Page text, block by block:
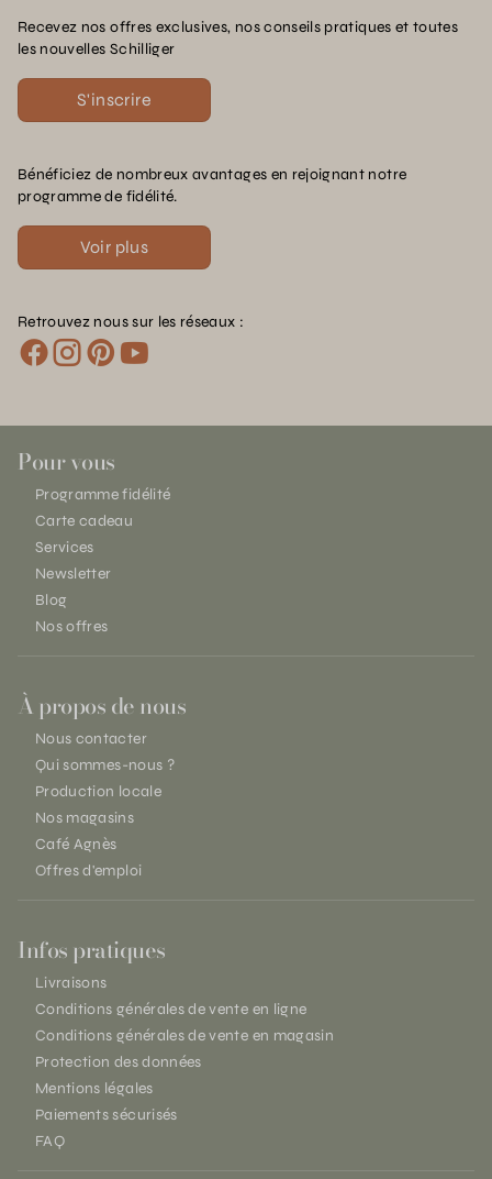
Recevez nos offres exclusives, nos conseils pratiques et toutes
les nouvelles Schilliger
S'inscrire
Bénéficiez de nombreux avantages en rejoignant notre
programme de fidélité.
Voir plus
Retrouvez nous sur les réseaux :
Pour vous
Programme fidélité
Carte cadeau
Services
Newsletter
Blog
Nos offres
À propos de nous
Nous contacter
Qui sommes-nous ?
Production locale
Nos magasins
Café Agnès
Offres d'emploi
Infos pratiques
Livraisons
Conditions générales de vente en ligne
Conditions générales de vente en magasin
Protection des données
Mentions légales
Paiements sécurisés
FAQ